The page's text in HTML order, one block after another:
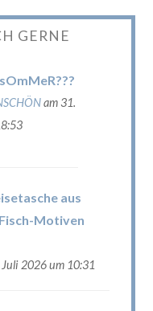
GERNE
am 31.
aus
Motiven
2026 um 10:31